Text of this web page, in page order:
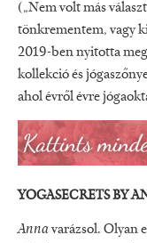
(„Nem volt más
tönkrementem, vagy
2019-ben nyitotta
kollekció és
ahol évről évre
YOGASECRETS BY
Annavarázsol. Olyan